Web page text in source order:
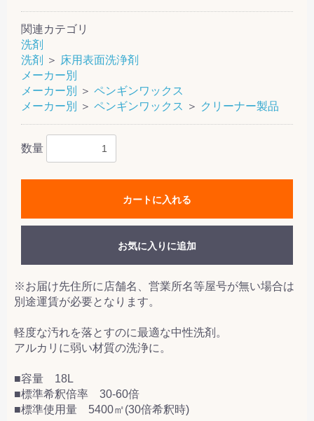
関連カテゴリ
洗剤
洗剤
＞ 床用表面洗浄剤
メーカー別
メーカー別
＞ ペンギンワックス
メーカー別
＞ ペンギンワックス ＞ クリーナー製品
数量
カートに入れる
お気に入りに追加
※お届け先住所に店舗名、営業所名等屋号が無い場合は
別途運賃が必要となります。
軽度な汚れを落とすのに最適な中性洗剤。
アルカリに弱い材質の洗浄に。
■容量 18L
■標準希釈倍率 30-60倍
■標準使用量 5400㎡(30倍希釈時)